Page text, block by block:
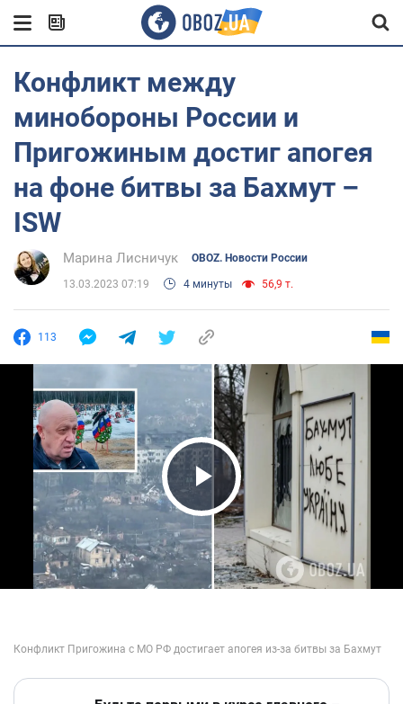
Конфликт между
минобороны России и
Пригожиным достиг апогея
на фоне битвы за Бахмут –
ISW
Марина Лисничук OBOZ. Новости России
13.03.2023 07:19 4 минуты 56,9 т.
113
Play Video